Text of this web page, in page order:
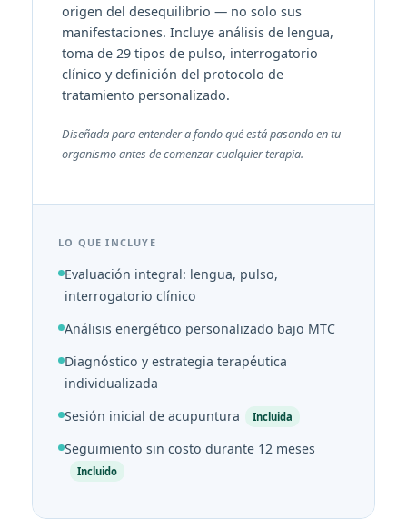
origen del desequilibrio — no solo sus
manifestaciones. Incluye análisis de lengua,
toma de 29 tipos de pulso, interrogatorio
clínico y definición del protocolo de
tratamiento personalizado.
Diseñada para entender a fondo qué está pasando en tu
organismo antes de comenzar cualquier terapia.
LO QUE INCLUYE
Evaluación integral: lengua, pulso,
interrogatorio clínico
Análisis energético personalizado bajo MTC
Diagnóstico y estrategia terapéutica
individualizada
Sesión inicial de acupuntura
Incluida
Seguimiento sin costo durante 12 meses
Incluido